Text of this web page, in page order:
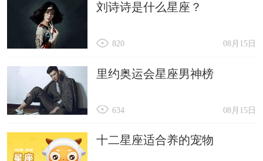
刘诗诗是什么星座？
08月15日
820
里约奥运会星座男神榜
08月15日
634
十二星座适合养的宠物